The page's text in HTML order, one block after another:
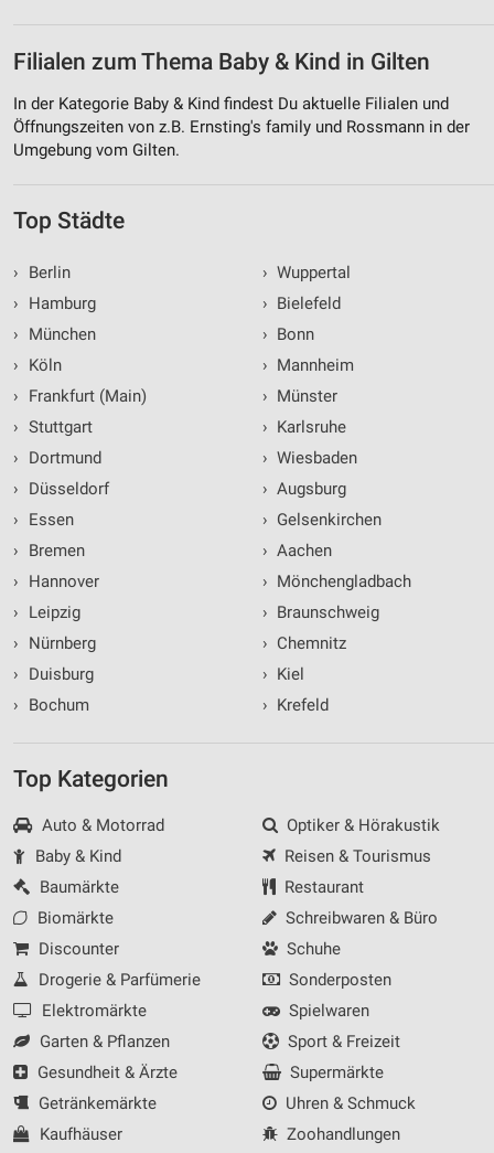
Filialen zum Thema Baby & Kind in Gilten
In der Kategorie Baby & Kind findest Du aktuelle Filialen und
Öffnungszeiten von z.B. Ernsting's family und Rossmann in der
Umgebung vom Gilten.
Top Städte
›
Berlin
›
Hamburg
›
München
›
Köln
›
Frankfurt (Main)
› Stuttgart
›
Dortmund
›
Düsseldorf
›
Essen
›
Bremen
›
Hannover
›
Leipzig
›
Nürnberg
›
Duisburg
›
Bochum
› Wuppertal
› Bielefeld
› Bonn
› Mannheim
› Münster
› Karlsruhe
› Wiesbaden
› Augsburg
› Gelsenkirchen
› Aachen
› Mönchengladbach
› Braunschweig
› Chemnitz
› Kiel
› Krefeld
Top Kategorien
Auto & Motorrad
Baby & Kind
Baumärkte
Biomärkte
Discounter
Drogerie & Parfümerie
Elektromärkte
Garten & Pflanzen
Gesundheit & Ärzte
Getränkemärkte
Kaufhäuser
Optiker & Hörakustik
Reisen & Tourismus
Restaurant
Schreibwaren & Büro
Schuhe
Sonderposten
Spielwaren
Sport & Freizeit
Supermärkte
Uhren & Schmuck
Zoohandlungen